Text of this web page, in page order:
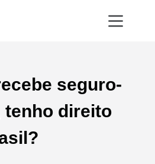
seguro-
tenho direito